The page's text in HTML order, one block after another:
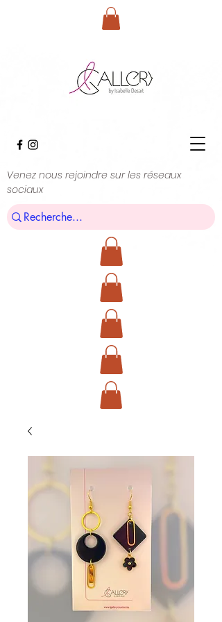
Venez nous rejoindre sur les réseaux
sociaux